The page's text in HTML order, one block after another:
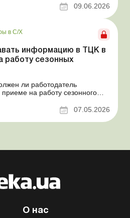
производства, а также
– ОС). Как повлияют такие
на долю
09.06.2026
в С/Х
информацию в ТЦК в
работу сезонных
ли работодатель
на работу сезонного
работников на сезонные
штрафных санкций за
воинского учета у
07.05.2026
О нас